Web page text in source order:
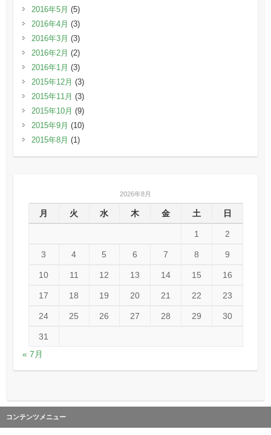
2016年5月 (5)
2016年4月 (3)
2016年3月 (3)
2016年2月 (2)
2016年1月 (3)
2015年12月 (3)
2015年11月 (3)
2015年10月 (9)
2015年9月 (10)
2015年8月 (1)
2026年8月
月 火 水 木 金 土 日
1 2
3 4 5 6 7 8 9
10 11 12 13 14 15 16
17 18 19 20 21 22 23
24 25 26 27 28 29 30
31
« 7月
コンテンツメニュー